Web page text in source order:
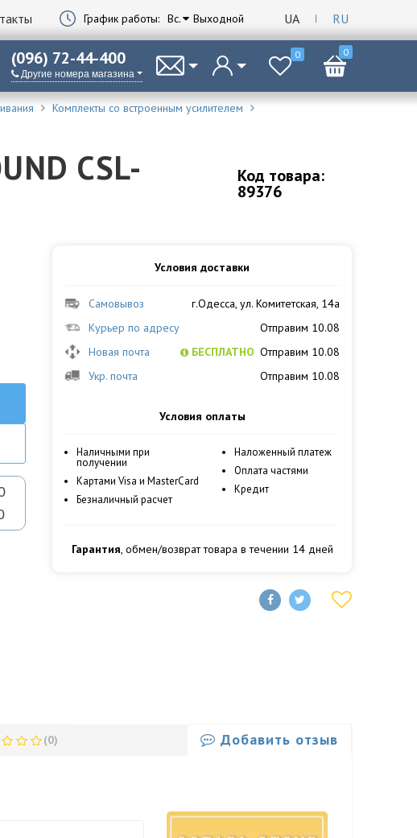
График работы: Вс. Выходной UA RU
(096) 72-44-400
Другие номера магазина
0 0
Комплекты со встроенным усилителем
CSL- Код товара:
89376
Условия доставки
Самовывоз
г.Одесса, ул. Комитетская, 14а
Курьер по адресу
Отправим 10.08
Новая почта
БЕСПЛАТНО Отправим 10.08
Укр. почта
Отправим 10.08
Условия оплаты
Наличными при
получении
Картами Visa и MasterCard
Безналичный расчет
Наложенный платеж
Оплата частями
Кредит
Гарантия, обмен/возврат товара в течении 14 дней
(0) Добавить отзыв